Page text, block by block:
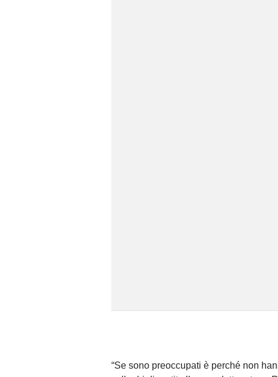
“Se sono preoccupati è perché non